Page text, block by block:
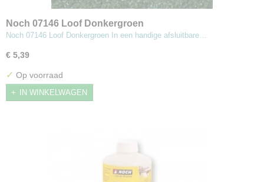
Noch 07146 Loof Donkergroen
Noch 07146 Loof Donkergroen In een handige afsluitbare…
€ 5,39
✓ Op voorraad
IN WINKELWAGEN